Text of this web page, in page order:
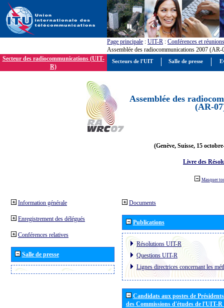
Page principale : UIT-R : Conférences et réunions
Assemblée des radiocommunications 2007 (AR-
Secteur des radiocommunications (UIT-
R)
Assemblée des
(AR-
(Genève, Suisse, 15
Livre des
Masquer
Information générale
Enregistrement des délégués
Conférences relatives
Salle de presse
Documents
Publications
Résolutions UIT-R
Questions UIT-R
Lignes directrices concernant les
Candidats aux postes de
des Commissions d'études de l'UIT-
Secteurs de l'UIT Salle de presse